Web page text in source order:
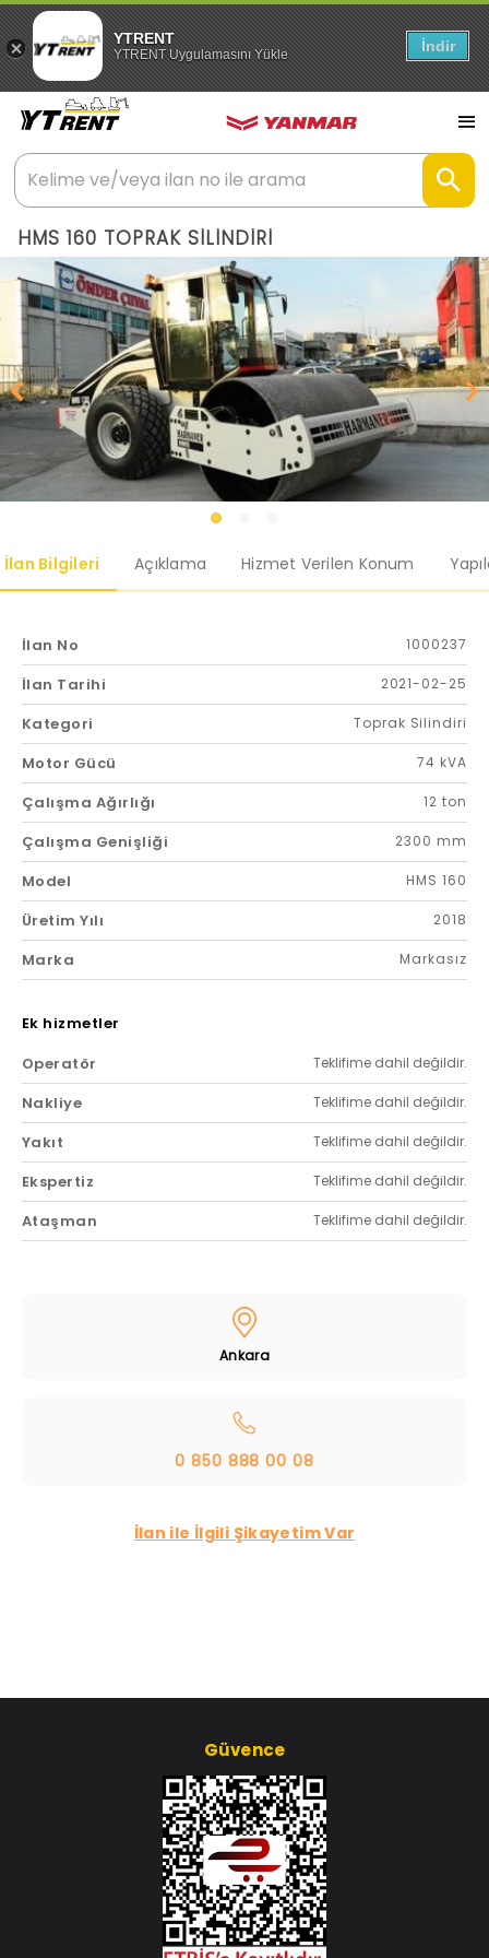
YTRENT
YTRENT Uygulamasını Yükle İndir
HMS 160 TOPRAK SİLİNDİRİ
İlan Bilgileri Açıklama Hizmet Verilen Konum
İlan No 1000237
İlan Tarihi 2021-02-25
Kategori Toprak Silindiri
Motor Gücü 74 kVA
Çalışma Ağırlığı 12 ton
Çalışma Genişliği 2300 mm
Model HMS 160
Üretim Yılı 2018
Marka Markasız
Ek hizmetler
Operatör
Teklifime dahil değildir.
Nakliye Teklifime dahil değildir.
Yakıt Teklifime dahil değildir.
Ekspertiz Teklifime dahil değildir.
Ataşman Teklifime dahil değildir.
Ankara
0 850 888 00 08
İlan ile İlgili Şikayetim Var
Güvence